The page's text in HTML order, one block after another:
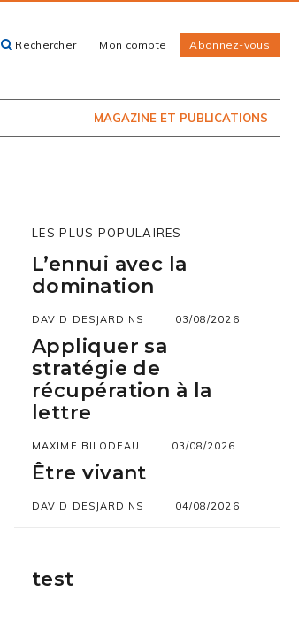
Rechercher Mon compte Abonnez-vous
MAGAZINE ET PUBLICATIONS
LES PLUS POPULAIRES
L’ennui avec la
domination
DAVID DESJARDINS 03/08/2026
Appliquer sa
stratégie de
récupération à la
lettre
MAXIME BILODEAU 03/08/2026
Être vivant
DAVID DESJARDINS 04/08/2026
test